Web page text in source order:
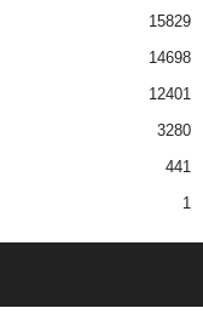
15829
14698
12401
3280
441
1